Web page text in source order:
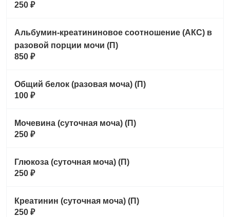
250 ₽
Альбумин-креатининовое соотношение (АКС) в
разовой порции мочи (П)
850 ₽
Общий белок (разовая моча) (П)
100 ₽
Мочевина (суточная моча) (П)
250 ₽
Глюкоза (суточная моча) (П)
250 ₽
Креатинин (суточная моча) (П)
250 ₽